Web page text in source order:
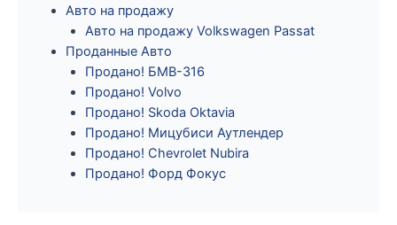
Авто на продажу
Авто на продажу Volkswagen Passat
Проданные Авто
Продано! БМВ-316
Продано! Volvo
Продано! Skoda Oktavia
Продано! Мицубиси Аутлендер
Продано! Chevrolet Nubira
Продано! Форд Фокус